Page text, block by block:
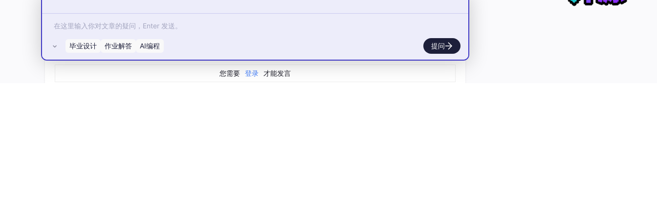
所有评论(0)
您需要 登录 才能发言
毕业设计 作业解答 AI编程 提问